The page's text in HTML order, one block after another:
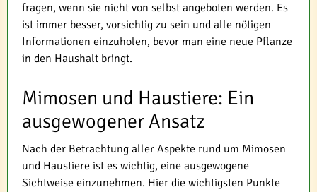
fragen, wenn sie nicht von selbst angeboten werden. Es
ist immer besser, vorsichtig zu sein und alle nötigen
Informationen einzuholen, bevor man eine neue Pflanze
in den Haushalt bringt.
Mimosen und Haustiere: Ein
ausgewogener Ansatz
Nach der Betrachtung aller Aspekte rund um Mimosen
und Haustiere ist es wichtig, eine ausgewogene
Sichtweise einzunehmen. Hier die wichtigsten Punkte